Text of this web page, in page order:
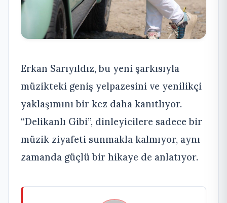
Erkan Sarıyıldız, bu yeni şarkısıyla
müzikteki geniş yelpazesini ve yenilikçi
yaklaşımını bir kez daha kanıtlıyor.
“Delikanlı Gibi”, dinleyicilere sadece bir
müzik ziyafeti sunmakla kalmıyor, aynı
zamanda güçlü bir hikaye de anlatıyor.